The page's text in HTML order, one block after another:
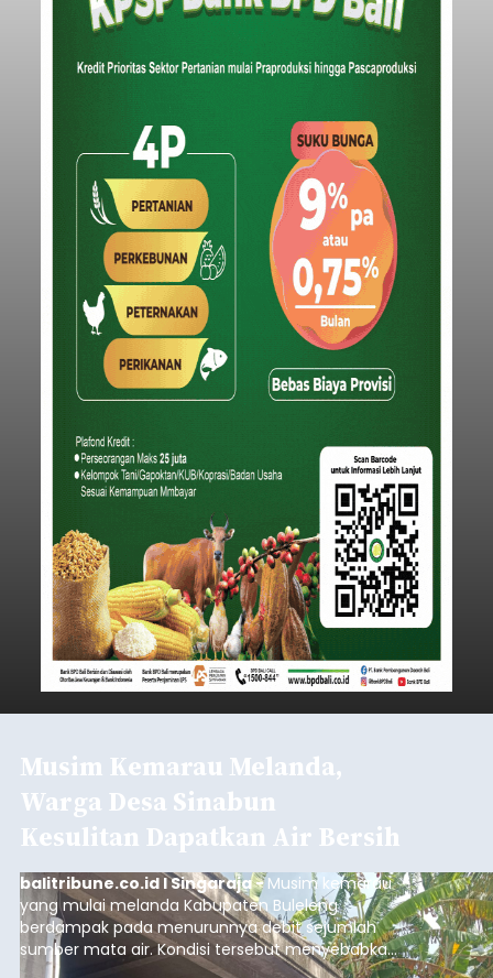
Musim Kemarau Melanda,
Warga Desa Sinabun
Kesulitan Dapatkan Air Bersih
balitribune.co.id I Singaraja -Musim kemarau
yang mulai melanda Kabupaten Buleleng
berdampak pada menurunnya debit sejumlah
sumber mata air. Kondisi tersebut menyebabkan
warga di beberapa desa mulai mengalami